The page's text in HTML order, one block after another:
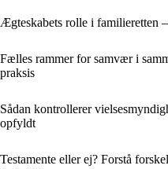
Ægteskabets rolle i familieretten
Fælles rammer for samvær i
praksis
Sådan kontrollerer
opfyldt
Testamente eller ej? Forstå